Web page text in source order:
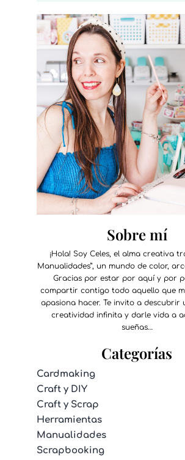
Sobre mí
¡Hola! Soy Celes, el alma creativa
Manualidades”, un mundo de color,
Gracias por estar por aquí y por
compartir contigo todo aquello que
apasiona hacer. Te invito a descubrir
creatividad infinita y darle vida a
sueñas…
Categorías
Cardmaking
Craft y DIY
Craft y Scrap
Herramientas
Manualidades
Scrapbooking